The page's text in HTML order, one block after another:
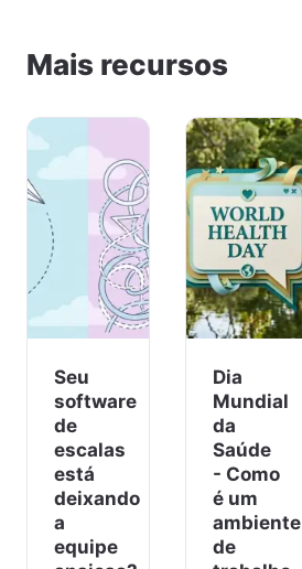
Mais recursos
Seu
software
de
escalas
está
deixando
a
equipe
Dia
Mundial
da
Saúde
- Como
é um
ambiente
de